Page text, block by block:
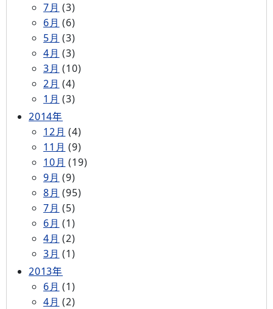
7月 (3)
6月 (6)
5月 (3)
4月 (3)
3月 (10)
2月 (4)
1月 (3)
2014年
12月 (4)
11月 (9)
10月 (19)
9月 (9)
8月 (95)
7月 (5)
6月 (1)
4月 (2)
3月 (1)
2013年
6月 (1)
4月 (2)